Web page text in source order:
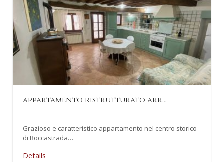
appartamento ristrutturato arr…
Grazioso e caratteristico appartamento nel centro storico
di Roccastrada…
Details